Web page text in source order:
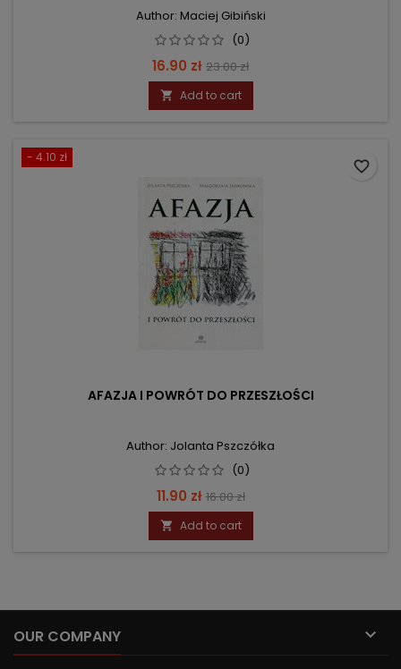
Author: Maciej Gibiński
(0)
Price
16.90 zł Regular
price
23.00 zł
 Add to cart
- 4.10 zł
AFAZJA I POWRÓT DO PRZESZŁOŚCI
Author: Jolanta Pszczółka
(0)
Price
11.90 zł Regular
price
16.00 zł
 Add to cart
favorite_border
OUR COMPANY 